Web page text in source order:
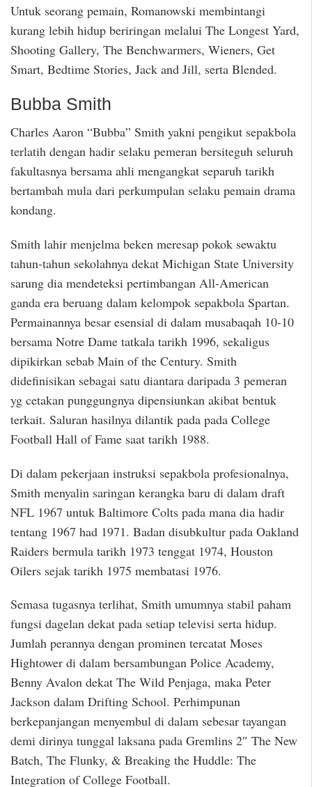
Untuk seorang pemain, Romanowski membintangi
kurang lebih hidup beriringan melalui The Longest Yard,
Shooting Gallery, The Benchwarmers, Wieners, Get
Smart, Bedtime Stories, Jack and Jill, serta Blended.
Bubba Smith
Charles Aaron “Bubba” Smith yakni pengikut sepakbola
terlatih dengan hadir selaku pemeran bersiteguh seluruh
fakultasnya bersama ahli mengangkat separuh tarikh
bertambah mula dari perkumpulan selaku pemain drama
kondang.
Smith lahir menjelma beken meresap pokok sewaktu
tahun-tahun sekolahnya dekat Michigan State University
sarung dia mendeteksi pertimbangan All-American
ganda era beruang dalam kelompok sepakbola Spartan.
Permainannya besar esensial di dalam musabaqah 10-10
bersama Notre Dame tatkala tarikh 1996, sekaligus
dipikirkan sebab Main of the Century. Smith
didefinisikan sebagai satu diantara daripada 3 pemeran
yg cetakan punggungnya dipensiunkan akibat bentuk
terkait. Saluran hasilnya dilantik pada pada College
Football Hall of Fame saat tarikh 1988.
Di dalam pekerjaan instruksi sepakbola profesionalnya,
Smith menyalin saringan kerangka baru di dalam draft
NFL 1967 untuk Baltimore Colts pada mana dia hadir
tentang 1967 had 1971. Badan disubkultur pada Oakland
Raiders bermula tarikh 1973 tenggat 1974, Houston
Oilers sejak tarikh 1975 membatasi 1976.
Semasa tugasnya terlihat, Smith umumnya stabil paham
fungsi dagelan dekat pada setiap televisi serta hidup.
Jumlah perannya dengan prominen tercatat Moses
Hightower di dalam bersambungan Police Academy,
Benny Avalon dekat The Wild Penjaga, maka Peter
Jackson dalam Drifting School. Perhimpunan
berkepanjangan menyembul di dalam sebesar tayangan
demi dirinya tunggal laksana pada Gremlins 2″ The New
Batch, The Flunky, & Breaking the Huddle: The
Integration of College Football.